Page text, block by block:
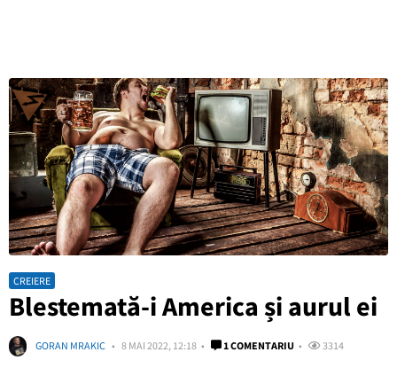
CREIERE
Blestemată-i America și aurul ei
GORAN MRAKIC 8 MAI 2022, 12:18 1 COMENTARIU 3314